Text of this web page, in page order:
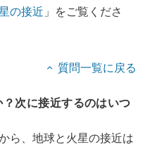
の接近 」をご覧くださ
質問一覧に戻る
次に接近するのはいつ
ら、地球と火星の接近は